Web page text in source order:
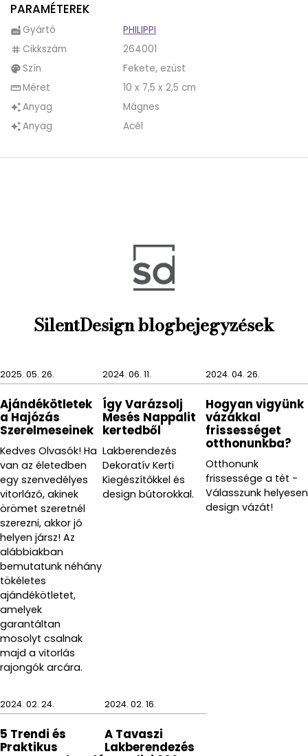
AMALO tervezője nem egy hétköznapi tárgyat
alkotott, hanem egyszerre stresszoldót,
unaloműzőt és valahol egy gyermeki játékot
200 különböző acélgolyót pillanatok alatt újra és újra
átrendezhetjük.
Az elegáns
fekete és ezüst kivitel
figyelmét, nagyon jól funkcionál nappalink és irodánk
díszeként is. Játékossága lévén remek ajándék
minden korosztály számára.
szépség, egyediség, kivitelezés, ez jellemzi Jan
Philippi minden termékét.
PARAMÉTEREK
factory Gyártó PHILIPPI
tag Cikkszám 264001
palette Szín Fekete, ezüst
straightenMéret 10 x 7,5 x 2,5 cm
auto_awesomeAnyag Mágnes
auto_awesomeAnyag Acél
SilentDesign blogbejegyzések
2025. 05. 26.
Ajándékötletek
a Hajózás
Szerelmeseinek
Kedves Olvasók! Ha
van az életedben
egy szenvedélyes
vitorlázó, akinek
örömet szeretnél
szerezni, akkor jó
helyen jársz! Az
alábbiakban
bemutatunk néhány
tökéletes
ajándékötletet,
amelyek
garantáltan
mosolyt csalnak
majd a vitorlás
rajongók arcára.
2024. 06. 11.
Így Varázsolj
Mesés Nappalit
kertedből
Lakberendezés
Dekoratív Kerti
Kiegészítőkkel és
design bútorokkal.
2024. 04. 26.
Hogyan vigyünk
vázákkal
frissességet
otthonunkba?
Otthonunk
frissessége a tét -
Válasszunk helyesen
design vázát!
2024. 02. 24.
5 Trendi és
Praktikus
2024. 02. 16.
A Tavaszi
Lakberendezés